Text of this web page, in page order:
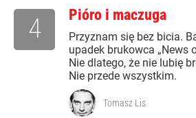
Pióro i maczuga
Przyznam się bez bicia.
upadek brukowca „News
Nie dlatego, że nie lubię
Nie przede wszystkim.
4
Tomasz Lis